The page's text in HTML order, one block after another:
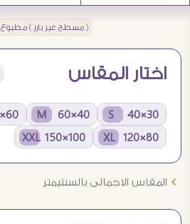
( مسطح غير بارز ) مطبوع
اختار المقاس
30×40 S
40×60 M
60×90 L
80×120 XL
100×150 XXL
Ö المقاس الاجمالى بالسنتيمتر